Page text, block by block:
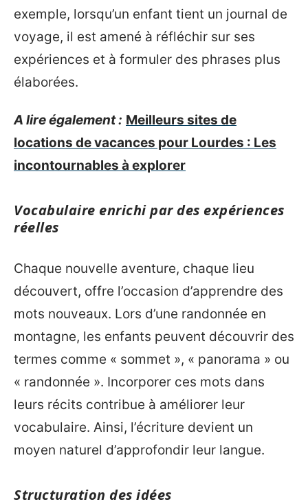
exemple, lorsqu’un enfant tient un journal de
voyage, il est amené à réfléchir sur ses
expériences et à formuler des phrases plus
élaborées.
A lire également : Meilleurs sites de
locations de vacances pour Lourdes : Les
incontournables à explorer
Vocabulaire enrichi par des expériences
réelles
Chaque nouvelle aventure, chaque lieu
découvert, offre l’occasion d’apprendre des
mots nouveaux. Lors d’une randonnée en
montagne, les enfants peuvent découvrir des
termes comme « sommet », « panorama » ou
« randonnée ». Incorporer ces mots dans
leurs récits contribue à améliorer leur
vocabulaire. Ainsi, l’écriture devient un
moyen naturel d’approfondir leur langue.
Structuration des idées